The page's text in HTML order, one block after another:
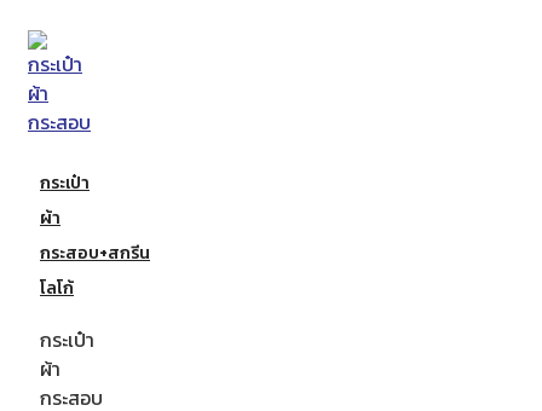
กระเป๋า
ผ้า
กระสอบ+สกรีน
โลโก้
กระเป๋า
ผ้า
กระสอบ